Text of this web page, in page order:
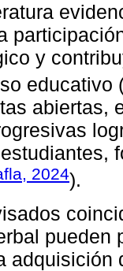
y
educativo
abiertas,
2024).
pueden
adquisición